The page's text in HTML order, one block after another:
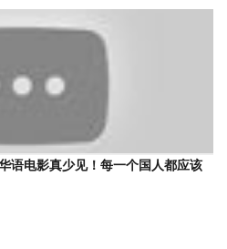
语电影真少见！每一个国人都应该